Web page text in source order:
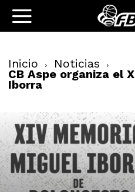
Inicio Noticias
CB Aspe organiza el
Iborra